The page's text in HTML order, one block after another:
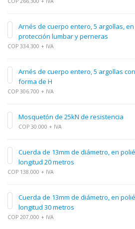
Arnés de cuerpo entero, 5 argollas,
protección lumbar y perneras
COP 334.300 + IVA
Arnés de cuerpo entero, 5 argollas
forma de H
COP 306.700 + IVA
Mosquetón de 25kN de resistencia
COP 30.000 + IVA
Cuerda de 13mm de diámetro, en
longitud 20 metros
COP 138.000 + IVA
Cuerda de 13mm de diámetro, en
longitud 30 metros
COP 207.000 + IVA